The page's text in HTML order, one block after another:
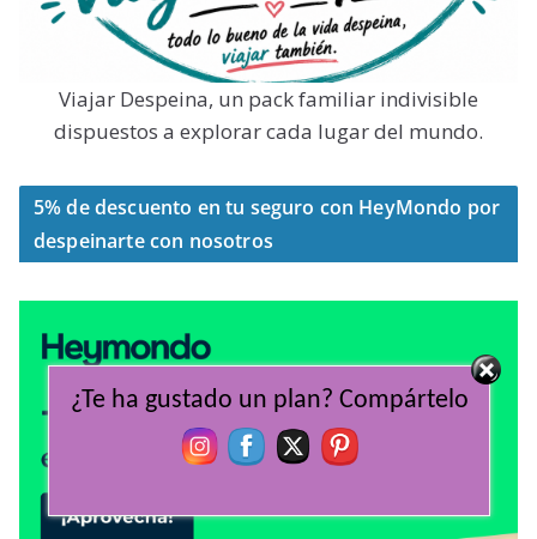
Viajar Despeina, un pack familiar indivisible
dispuestos a explorar cada lugar del mundo.
5% de descuento en tu seguro con HeyMondo por
despeinarte con nosotros
¿Te ha gustado un plan? Compártelo